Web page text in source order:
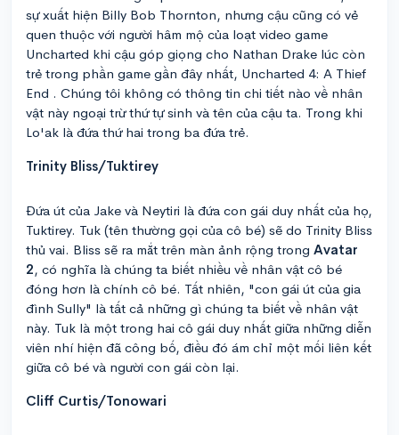
sự xuất hiện Billy Bob Thornton, nhưng cậu cũng có vẻ
quen thuộc với người hâm mộ của loạt video game
Uncharted khi cậu góp giọng cho Nathan Drake lúc còn
trẻ trong phần game gần đây nhất, Uncharted 4: A Thief
End . Chúng tôi không có thông tin chi tiết nào về nhân
vật này ngoại trừ thứ tự sinh và tên của cậu ta. Trong khi
Lo'ak là đứa thứ hai trong ba đứa trẻ.
Trinity Bliss/Tuktirey
Đứa út của Jake và Neytiri là đứa con gái duy nhất của họ,
Tuktirey. Tuk (tên thường gọi của cô bé) sẽ do Trinity Bliss
thủ vai. Bliss sẽ ra mắt trên màn ảnh rộng trong Avatar
2, có nghĩa là chúng ta biết nhiều về nhân vật cô bé
đóng hơn là chính cô bé. Tất nhiên, "con gái út của gia
đình Sully" là tất cả những gì chúng ta biết về nhân vật
này. Tuk là một trong hai cô gái duy nhất giữa những diễn
viên nhí hiện đã công bố, điều đó ám chỉ một mối liên kết
giữa cô bé và người con gái còn lại.
Cliff Curtis/Tonowari